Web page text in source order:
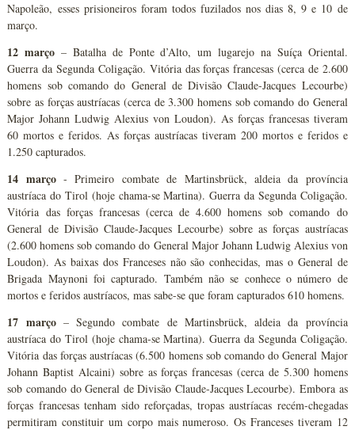
Napoleão, esses prisioneiros foram todos fuzilados nos dias 8, 9 e 10 de
março.
12 março – Batalha de Ponte d’Alto, um lugarejo na Suíça Oriental.
Guerra da Segunda Coligação. Vitória das forças francesas (cerca de 2.600
homens sob comando do General de Divisão Claude-Jacques Lecourbe)
sobre as forças austríacas (cerca de 3.300 homens sob comando do General
Major Johann Ludwig Alexius von Loudon). As forças francesas tiveram
60 mortos e feridos. As forças austríacas tiveram 200 mortos e feridos e
1.250 capturados.
14 março- Primeiro combate de Martinsbrück, aldeia da província
austríaca do Tirol (hoje chama-se Martina). Guerra da Segunda Coligação.
Vitória das forças francesas (cerca de 4.600 homens sob comando do
General de Divisão Claude-Jacques Lecourbe) sobre as forças austríacas
(2.600 homens sob comando do General Major Johann Ludwig Alexius von
Loudon). As baixas dos Franceses não são conhecidas, mas o General de
Brigada Maynoni foi capturado. Também não se conhece o número de
mortos e feridos austríacos, mas sabe-se que foram capturados 610 homens.
17 março– Segundo combate de Martinsbrück, aldeia da província
austríaca do Tirol (hoje chama-se Martina). Guerra da Segunda Coligação.
Vitória das forças austríacas (6.500 homens sob comando do General Major
Johann Baptist Alcaini) sobre as forças francesas (cerca de 5.300 homens
sob comando do General de Divisão Claude-Jacques Lecourbe). Embora as
forças francesas tenham sido reforçadas, tropas austríacas recém-chegadas
permitiram constituir um corpo mais numeroso. Os Franceses tiveram 12